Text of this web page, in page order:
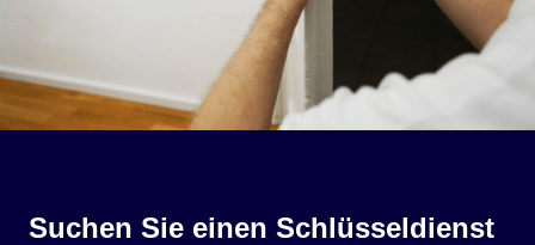
Suchen Sie einen Schlüsseldienst